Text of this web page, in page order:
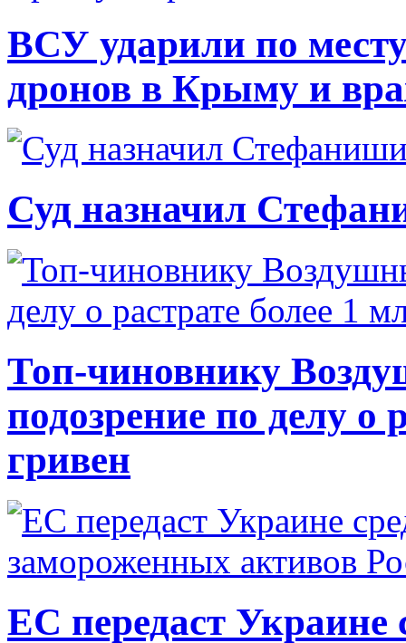
ВСУ ударили по
дронов в Крыму и
Суд назначил
Топ-чиновнику
подозрение по делу о
гривен
ЕС передаст Украине